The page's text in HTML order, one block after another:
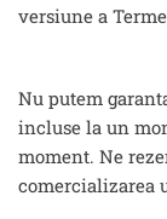
versiune a
Nu putem
incluse la un
moment. Ne
comercializarea